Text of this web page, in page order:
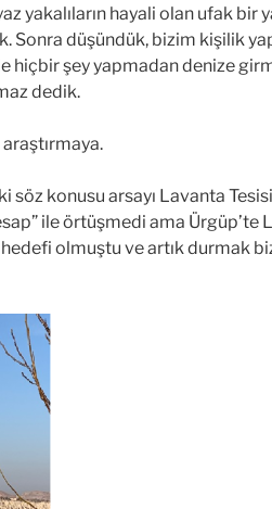
yakalıların hayali olan ufak bir
Sonra düşündük, bizim kişilik
hiçbir şey yapmadan denize
dedik.
söz konusu arsayı Lavanta
ile örtüşmedi ama Ürgüp’te
olmuştu ve artık durmak